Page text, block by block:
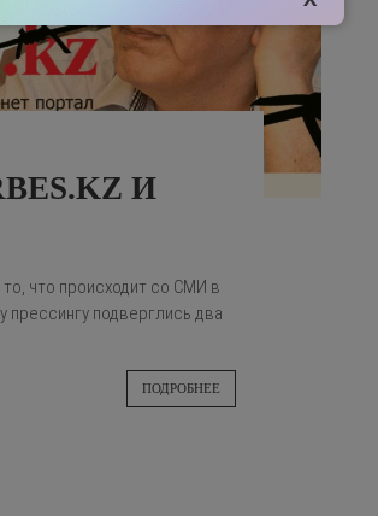
И
что происходит со СМИ в
подверглись два
ПОДРОБНЕЕ